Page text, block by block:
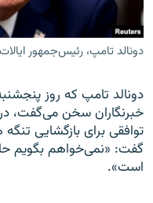
دونالد تامپ، رئیس‌جمهور
خبرنگاران سخن می‌گفت،
توافقی برای بازگشایی
گفت: «نمی‌خواهم بگویم
است».